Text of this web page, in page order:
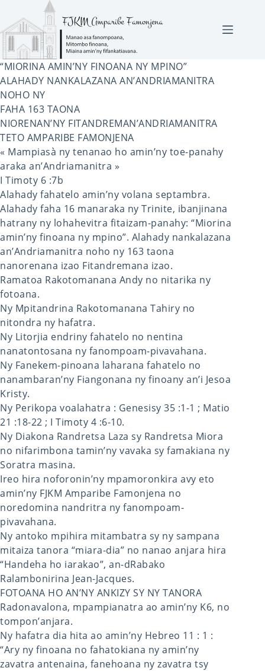
content
“MIORINA AMIN’NY FINOANA NY MPINO”
ALAHADY NANKALAZANA AN’ANDRIAMANITRA
NOHO NY
FAHA 163 TAONA
NIORENAN’NY FITANDREMAN’ANDRIAMANITRA
TETO AMPARIBE FAMONJENA
« Mampiasà ny tenanao ho amin’ny toe-panahy
araka an’Andriamanitra »
I Timoty 6 :7b
Alahady fahatelo amin’ny volana septambra.
Alahady faha 16 manaraka ny Trinite, ibanjinana
hatrany ny lohahevitra fitaizam-panahy: “Miorina
amin’ny finoana ny mpino”. Alahady nankalazana
an’Andriamanitra noho ny 163 taona
nanorenana izao Fitandremana izao.
Ramatoa Rakotomanana Andy no nitarika ny
fotoana.
Ny Mpitandrina Rakotomanana Tahiry no
nitondra ny hafatra.
Ny Litorjia endriny fahatelo no nentina
nanatontosana ny fanompoam-pivavahana.
Ny Fanekem-pinoana laharana fahatelo no
nanambaran’ny Fiangonana ny finoany an’i Jesoa
Kristy.
Ny Perikopa voalahatra : Genesisy 35 :1-1 ; Matio
21 :18-22 ; I Timoty 4 :6-10.
Ny Diakona Randretsa Laza sy Randretsa Miora
no nifarimbona tamin’ny vavaka sy famakiana ny
Soratra masina.
Ireo hira noforonin’ny mpamoronkira avy eto
amin’ny FJKM Amparibe Famonjena no
noredomina nandritra ny fanompoam-
pivavahana.
Ny antoko mpihira mitambatra sy ny sampana
mitaiza tanora “miara-dia” no nanao anjara hira
“Handeha ho iarakao”, an-dRabako
Ralambonirina Jean-Jacques.
FOTOANA HO AN’NY ANKIZY SY NY TANORA
Radonavalona, mpampianatra ao amin’ny K6, no
tompon’anjara.
Ny hafatra dia hita ao amin’ny Hebreo 11 : 1 :
“Ary ny finoana no fahatokiana ny amin’ny
zavatra antenaina, fanehoana ny zavatra tsy